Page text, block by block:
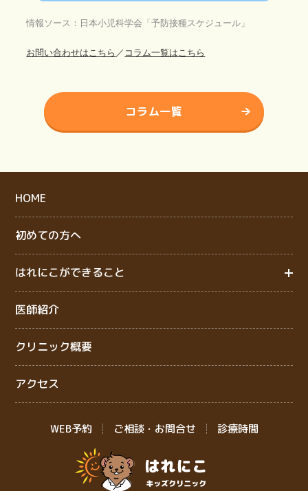
情報ソース：日本小児科学会「予防接種スケジュール」
お問い合わせはこちら ／ コラム一覧はこちら
コラム一覧
HOME
初めての方へ
はれにこができること
医師紹介
クリニック概要
アクセス
WEB予約 ご相談・お問合せ 診療時間